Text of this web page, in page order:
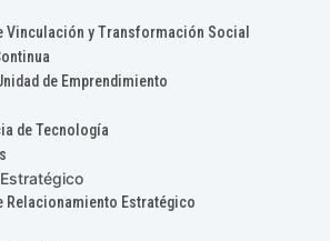
Vinculación y Transformación Social
de Emprendimiento
de Tecnología
Relacionamiento Estratégico